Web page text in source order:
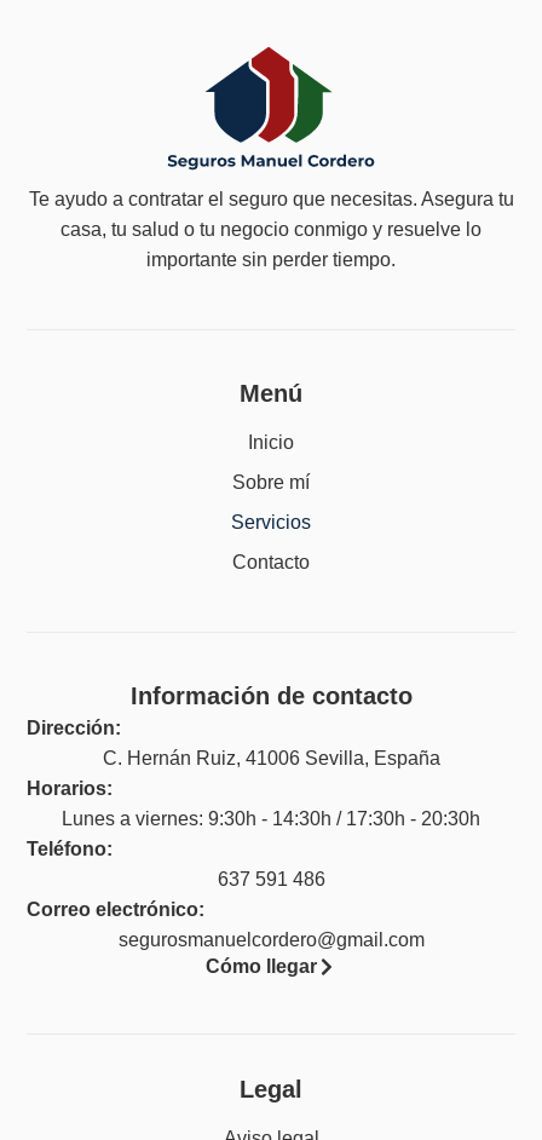
Te ayudo a contratar el seguro que necesitas. Asegura tu
casa, tu salud o tu negocio conmigo y resuelve lo
importante sin perder tiempo.
Menú
Inicio
Sobre mí
Servicios
Contacto
Información de contacto
Dirección:
C. Hernán Ruiz, 41006 Sevilla, España
Horarios:
Lunes a viernes: 9:30h - 14:30h / 17:30h - 20:30h
Teléfono:
637 591 486
Correo electrónico:
segurosmanuelcordero@gmail.com
Cómo llegar
Legal